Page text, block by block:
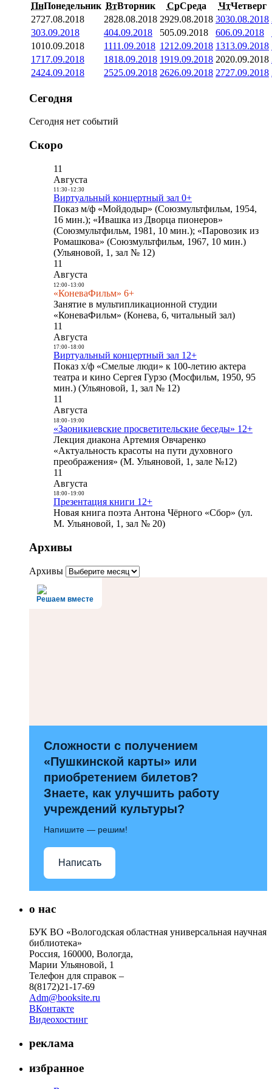
ПнПонедельник ВтВторник СрСреда ЧтЧетверг
2727.08.2018 2828.08.2018 2929.08.2018 3030.08.2018
303.09.2018 404.09.2018 505.09.2018 606.09.2018
1010.09.2018 1111.09.2018 1212.09.2018 1313.09.2018
1717.09.2018 1818.09.2018 1919.09.2018 2020.09.2018
2424.09.2018 2525.09.2018 2626.09.2018 2727.09.2018
Сегодня
Сегодня нет событий
Скоро
11
Августа
11:30- 12:30
Виртуальный концертный зал 0+
Показ м/ф «Мойдодыр» (Союзмультфильм, 1954,
16 мин.); «Ивашка из Дворца пионеров»
(Союзмультфильм, 1981, 10 мин.); «Паровозик из
Ромашкова» (Союзмультфильм, 1967, 10 мин.)
(Ульяновой, 1, зал № 12)
11
Августа
12:00- 13:00
«КоневаФильм» 6+
Занятие в мультипликационной студии
«КоневаФильм» (Конева, 6, читальный зал)
11
Августа
17:00- 18:00
Виртуальный концертный зал 12+
Показ х/ф «Смелые люди» к 100-летию актера
театра и кино Сергея Гурзо (Мосфильм, 1950, 95
мин.) (Ульяновой, 1, зал № 12)
11
Августа
18:00- 19:00
«Заоникиевские просветительские беседы» 12+
Лекция диакона Артемия Овчаренко
«Актуальность красоты на пути духовного
преображения» (М. Ульяновой, 1, зале №12)
11
Августа
18:00- 19:00
Презентация книги 12+
Новая книга поэта Антона Чёрного «Сбор» (ул.
М. Ульяновой, 1, зал № 20)
Архивы
Архивы
Решаем вместе
Сложности с получением
«Пушкинской карты» или
приобретением билетов?
Знаете, как улучшить работу
учреждений культуры?
Напишите — решим!
Написать
о нас
БУК ВО «Вологодская областная универсальная научная
библиотека»
Россия, 160000, Вологда,
Марии Ульяновой, 1
Телефон для справок –
8(8172)21-17-69
Adm@booksite.ru
ВКонтакте
Видеохостинг
реклама
избранное